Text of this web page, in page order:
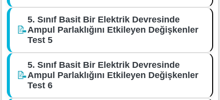
📝
5. Sınıf Basit Bir Elektrik Devresinde
Ampul Parlaklığını Etkileyen Değişkenler
Test 5
📝
5. Sınıf Basit Bir Elektrik Devresinde
Ampul Parlaklığını Etkileyen Değişkenler
Test 6